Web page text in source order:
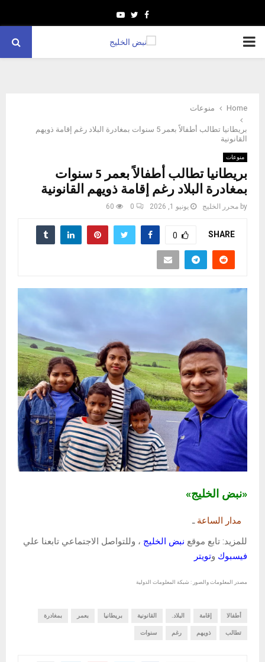
Facebook
Twitter
Youtube
PRIMARY
Home منوعات
بريطانيا تطالب أطفالاً بعمر 5 سنوات بمغادرة البلاد رغم إقامة ذويهم
القانونية
منوعات
بريطانيا تطالب أطفالاً بعمر 5 سنوات
بمغادرة البلاد رغم إقامة ذويهم القانونية
by محرر الخليج يونيو 1, 2026 0
60
SHARE
0
«نبض الخليج»
مدار الساعةـ
للمزيد: تابع موقع نبض الخليج ، وللتواصل الاجتماعي تابعنا علي
فيسبوك وتويتر
مصدر المعلومات والصور : شبكة المعلومات الدولية
أطفالا إقامة البلاد. القانونية بريطانيا بعمر بمغادرة
تطالب ذويهم رغم سنوات